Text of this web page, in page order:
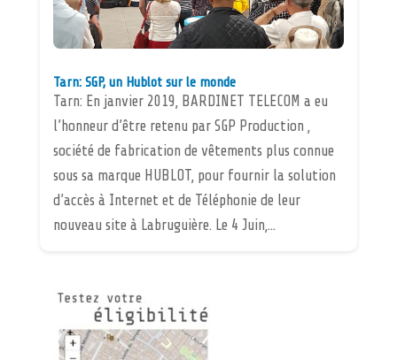
Tarn: SGP, un Hublot sur le monde
Tarn: En janvier 2019, BARDINET TELECOM a eu
l’honneur d’être retenu par SGP Production ,
société de fabrication de vêtements plus connue
sous sa marque HUBLOT, pour fournir la solution
d’accès à Internet et de Téléphonie de leur
nouveau site à Labruguière. Le 4 Juin,...